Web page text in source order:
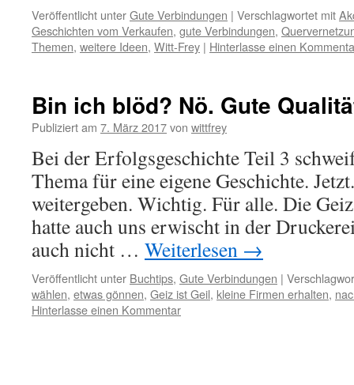
Veröffentlicht unterGute Verbindungen | Verschlagwortet mit
Geschichten vom Verkaufen, gute Verbindungen,
Themen, weitere Ideen, Witt-Frey | Hinterlasse einen
Bin ich blöd? Nö. Gute
Publiziert am 7. März 2017von wittfrey
Bei der Erfolgsgeschichte Teil 3
Thema für eine eigene Geschichte.
weitergeben. Wichtig. Für alle. Die
hatte auch uns erwischt in der
auch nicht … Weiterlesen →
Veröffentlicht unter Buchtips, Gute Verbindungen |
wählen, etwas gönnen, Geiz ist Geil, kleine Firmen erhalten,
Hinterlasse einen Kommentar